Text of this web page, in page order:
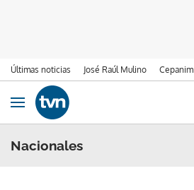
Últimas noticias José Raúl Mulino Cepanim
Ir al contenido
Obrir navegació
Nacionales